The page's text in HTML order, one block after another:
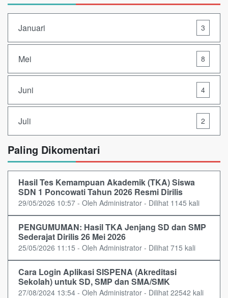
Januari 3
Mei 8
Juni 4
Juli 2
Paling Dikomentari
Hasil Tes Kemampuan Akademik (TKA) Siswa
SDN 1 Poncowati Tahun 2026 Resmi Dirilis
29/05/2026 10:57 - Oleh Administrator - Dilihat 1145 kali
PENGUMUMAN: Hasil TKA Jenjang SD dan SMP
Sederajat Dirilis 26 Mei 2026
25/05/2026 11:15 - Oleh Administrator - Dilihat 715 kali
Cara Login Aplikasi SISPENA (Akreditasi
Sekolah) untuk SD, SMP dan SMA/SMK
27/08/2024 13:54 - Oleh Administrator - Dilihat 22542 kali